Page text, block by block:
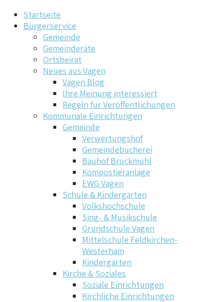
Startseite
Bürgerservice
Gemeinde
Gemeinderäte
Ortsbeirat
Neues aus Vagen
Vagen Blog
Ihre Meinung interessiert
Regeln für Veröffentlichungen
Kommunale Einrichtungen
Gemeinde
Verwertungshof
Gemeindebücherei
Bauhof Bruckmühl
Kompostieranlage
EWG Vagen
Schule & Kindergärten
Volkshochschule
Sing- & Musikschule
Grundschule Vagen
Mittelschule Feldkirchen-
Westerham
Kindergärten
Kirche & Soziales
Soziale Einrichtungen
Kirchliche Einrichtungen